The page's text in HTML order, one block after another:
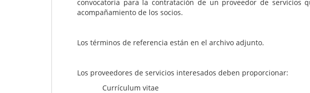
convocatoria para la contratación de un proveedor de servicios
acompañamiento de los socios.
Los términos de referencia están en el archivo adjunto.
Los proveedores de servicios interesados deben proporcionar:
Currículum vitae